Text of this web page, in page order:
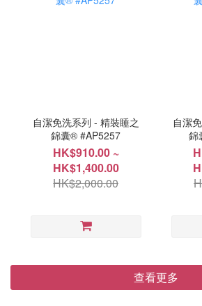
自潔免洗系列 - 精裝睡之
錦囊® #AP5257
HK$910.00 ~
HK$1,400.00
HK$2,000.00
自潔
錦
查看更多